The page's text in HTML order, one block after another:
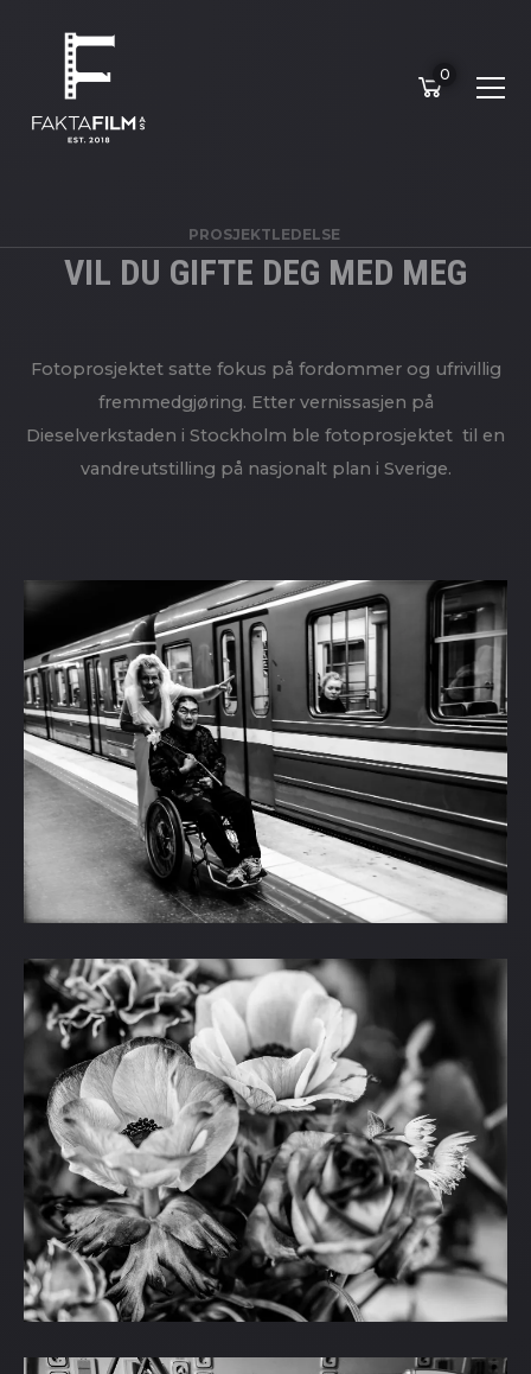
0
PROSJEKTLEDELSE
VIL DU GIFTE DEG MED MEG
Fotoprosjektet satte fokus på fordommer og ufrivillig
fremmedgjøring. Etter vernissasjen på
Dieselverkstaden i Stockholm ble fotoprosjektet til en
vandreutstilling på nasjonalt plan i Sverige.